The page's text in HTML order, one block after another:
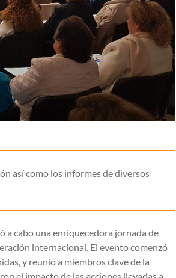
así como los informes de diversos
a cabo una enriquecedora jornada de
internacional. El evento comenzó
y reunió a miembros clave de la